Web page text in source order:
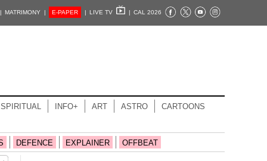
MATRIMONY | E-PAPER | LIVE TV | CAL 2026
SPIRITUAL INFO+ ART ASTRO CARTOONS
DEFENCE EXPLAINER OFFBEAT